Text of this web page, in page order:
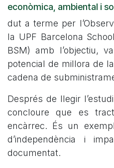
econòmica, ambiental i
dut a terme per
la UPF Barcelona
BSM) amb l’objectiu,
potencial de millora de
cadena de
Després de llegir
concloure que es
encàrrec. És un
d’independència i
documentat.